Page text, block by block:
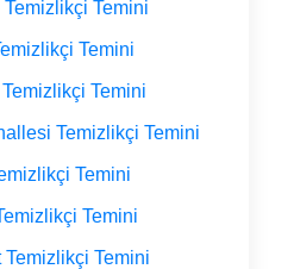
Temini
Temini
Temini
Temizlikçi Temini
Temini
Temini
Temini